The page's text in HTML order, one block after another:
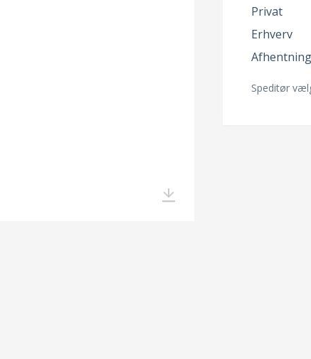
Privat
Erhverv
Speditør